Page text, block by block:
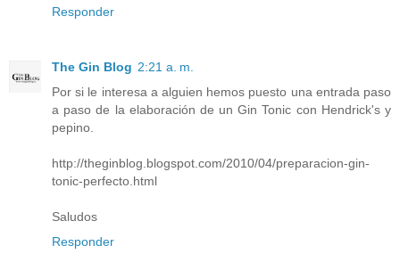
Responder
The Gin Blog 2:21 a. m.
Por si le interesa a alguien hemos puesto una entrada paso
a paso de la elaboración de un Gin Tonic con Hendrick's y
pepino.
http://theginblog.blogspot.com/2010/04/preparacion-gin-
tonic-perfecto.html
Saludos
Responder